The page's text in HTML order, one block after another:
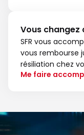
Vous
SFR vous
vous rembourse
résiliation chez
Me faire